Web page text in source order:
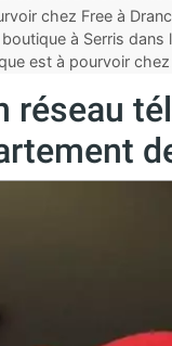
chez Free à
à Serris dans
est à pourvoir
réseau